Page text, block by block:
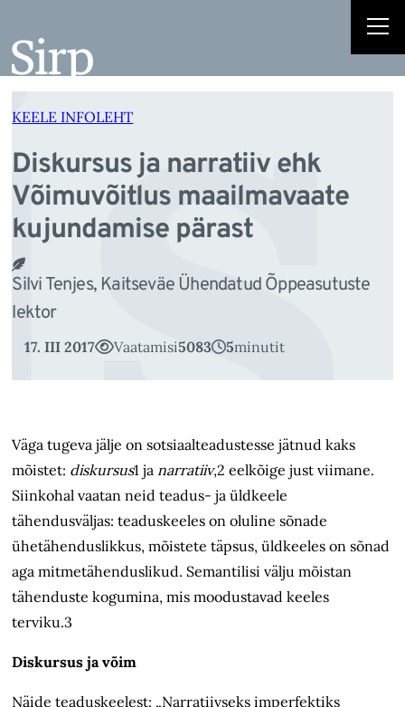
juurde
KEELE INFOLEHT
Diskursus ja narratiiv ehk
Võimuvõitlus maailmavaate
kujundamise pärast
Silvi Tenjes, Kaitseväe Ühendatud Õppeasutuste
lektor
17. III 2017 Vaatamisi5083 5minutit
Väga tugeva jälje on sotsiaalteadustesse jätnud kaks
mõistet: diskursus1 janarratiiv,2 eelkõige just viimane.
Siinkohal vaatan neid teadus- ja üldkeele
tähendusväljas: teaduskeeles on oluline sõnade
ühetähenduslikkus, mõistete täpsus, üldkeeles on sõnad
aga mitmetähenduslikud. Semantilisi välju mõistan
tähenduste kogumina, mis moodustavad keeles
terviku.3
Diskursus ja võim
Näide teaduskeelest: „Narratiivseks imperfektiks